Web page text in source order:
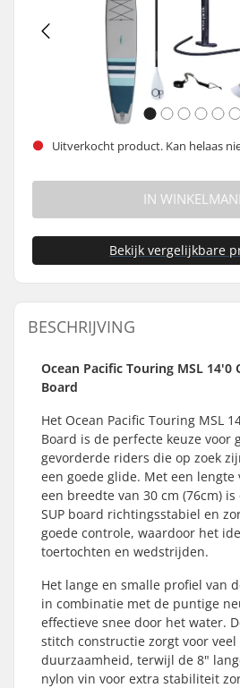
Uitverkocht product. Kan helaas
IN
Bekijk vergelijkbare
BESCHRIJVING
Ocean Pacific Touring MSL 14'0
Board
Het Ocean Pacific Touring MSL
Board is de perfecte keuze voor
gevorderde riders die op zoek
een goede glide. Met een lengte
een breedte van 30 cm (76cm)
SUP board richtingsstabiel en
goede controle, waardoor het
toertochten en wedstrijden.
Het lange en smalle profiel van
in combinatie met de puntige
effectieve snee door het water.
stitch constructie zorgt voor
duurzaamheid, terwijl de 8"
nylon vin voor extra stabiliteit